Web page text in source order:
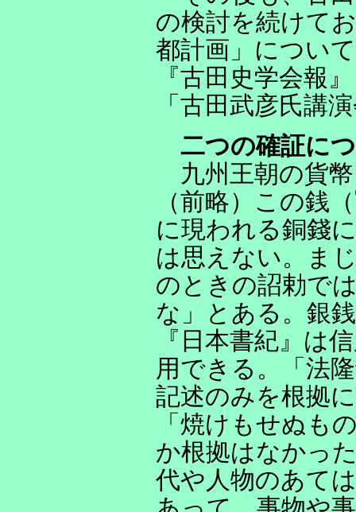
の検討を続けて
都計画」につい
『古田史学会報
「古田武彦氏講
二つの確証に
九州王朝の貨
（前略）この銭
に現われる銅錢
は思えない。ま
のときの詔勅で
な」とある。銀
『日本書紀』は
用できる。「法
記述のみを根拠
「焼けもせぬも
か根拠はなかっ
代や人物のあて